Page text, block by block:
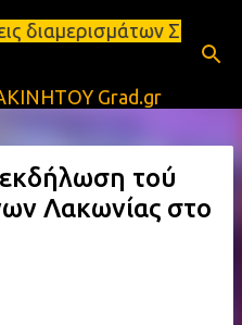
περιεχόμενο
Σπάρτη και
Grad.gr
τού
Λακωνίας στο